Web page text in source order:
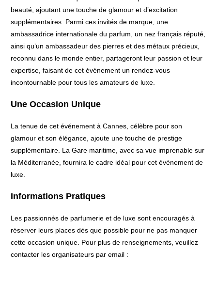
beauté, ajoutant une touche de glamour et d’excitation
supplémentaires. Parmi ces invités de marque, une
ambassadrice internationale du parfum, un nez français réputé,
ainsi qu’un ambassadeur des pierres et des métaux précieux,
reconnu dans le monde entier, partageront leur passion et leur
expertise, faisant de cet événement un rendez-vous
incontournable pour tous les amateurs de luxe.
Une Occasion Unique
La tenue de cet événement à Cannes, célèbre pour son
glamour et son élégance, ajoute une touche de prestige
supplémentaire. La Gare maritime, avec sa vue imprenable sur
la Méditerranée, fournira le cadre idéal pour cet événement de
luxe.
Informations Pratiques
Les passionnés de parfumerie et de luxe sont encouragés à
réserver leurs places dès que possible pour ne pas manquer
cette occasion unique. Pour plus de renseignements, veuillez
contacter les organisateurs par email :